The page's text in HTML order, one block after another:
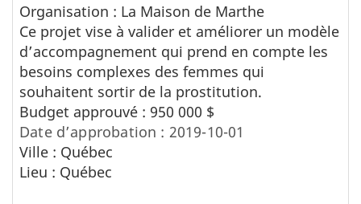
Organisation : La Maison de Marthe
Ce projet vise à valider et améliorer un modèle
d’accompagnement qui prend en compte les
besoins complexes des femmes qui
souhaitent sortir de la prostitution.
Budget approuvé : 950 000 $
Date d’approbation : 2019-10-01
Ville : Québec
Lieu : Québec